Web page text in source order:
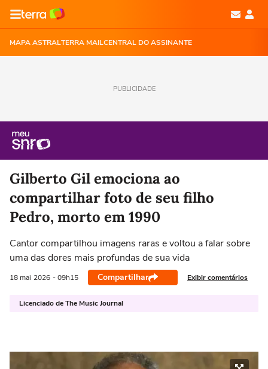
MAPA ASTRALTERRA MAILCENTRAL DO ASSINANTE
PUBLICIDADE
Gilberto Gil emociona ao
compartilhar foto de seu filho
Pedro, morto em 1990
Cantor compartilhou imagens raras e voltou a falar sobre
uma das dores mais profundas de sua vida
18 mai 2026 - 09h15 Compartilhar Exibir comentários
Licenciado de The Music Journal